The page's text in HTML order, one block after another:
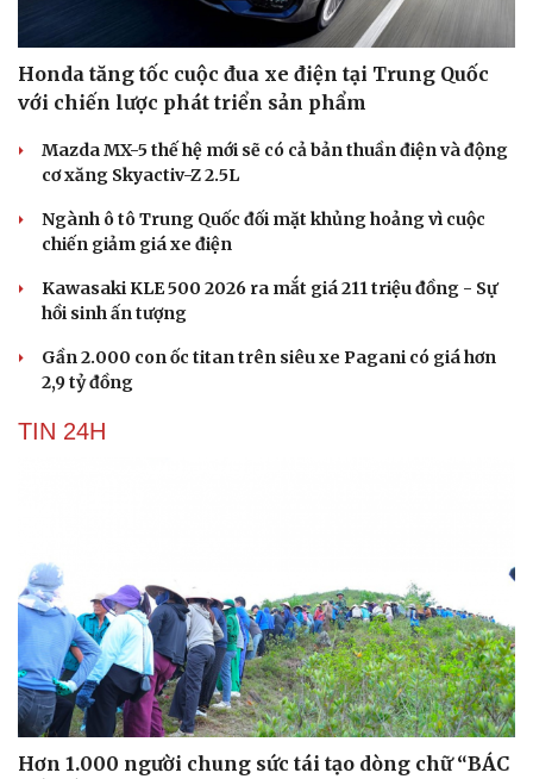
Honda tăng tốc cuộc đua xe điện tại Trung Quốc
với chiến lược phát triển sản phẩm
Mazda MX-5 thế hệ mới sẽ có cả bản thuần điện và động
cơ xăng Skyactiv-Z 2.5L
Ngành ô tô Trung Quốc đối mặt khủng hoảng vì cuộc
chiến giảm giá xe điện
Kawasaki KLE 500 2026 ra mắt giá 211 triệu đồng - Sự
hồi sinh ấn tượng
Gần 2.000 con ốc titan trên siêu xe Pagani có giá hơn
2,9 tỷ đồng
TIN 24H
Hơn 1.000 người chung sức tái tạo dòng chữ “BÁC